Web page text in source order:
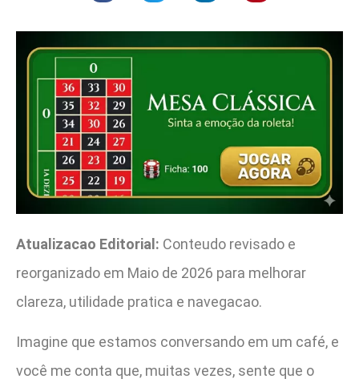
Atualizacao Editorial: Conteudo revisado e
reorganizado em Maio de 2026 para melhorar
clareza, utilidade pratica e navegacao.
Imagine que estamos conversando em um café, e
você me conta que, muitas vezes, sente que o